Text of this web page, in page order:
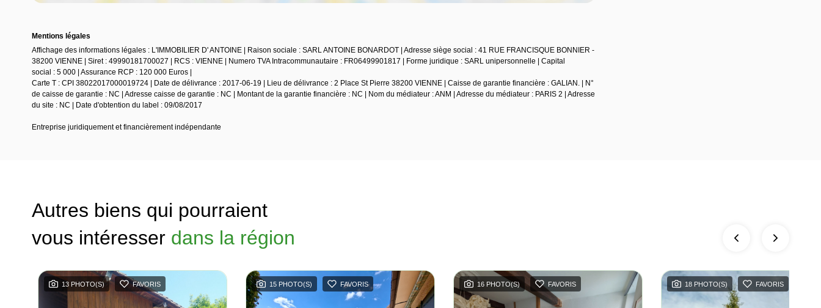
Mentions légales
Affichage des informations légales : L'IMMOBILIER D' ANTOINE | Raison sociale : SARL ANTOINE BONARDOT | Adresse siège social : 41 RUE FRANCISQUE BONNIER -
38200 VIENNE | Siret : 49990181700027 | RCS : VIENNE | Numero TVA Intracommunautaire : FR06499901817 | Forme juridique : SARL unipersonnelle | Capital
social : 5 000 | Assurance RCP : 120 000 Euros |
Carte T : CPI 38022017000019724 | Date de délivrance : 2017-06-19 | Lieu de délivrance : 2 Place St Pierre 38200 VIENNE | Caisse de garantie financière : GALIAN. | N°
de caisse de garantie : NC | Adresse caisse de garantie : NC | Montant de la garantie financière : NC | Nom du médiateur : ANM | Adresse du médiateur : PARIS 2 | Adresse
du site : NC | Date d'obtention du label : 09/08/2017
Entreprise juridiquement et financièrement indépendante
Autres biens qui pourraient
vous intéresser dans la région
13 PHOTO(S) FAVORIS 15 PHOTO(S) FAVORIS 16 PHOTO(S) FAVORIS 18 PHOTO(S) FAVORIS